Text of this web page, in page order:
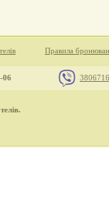
Правила
06